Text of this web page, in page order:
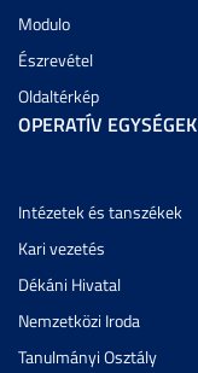
Modulo
Észrevétel
Oldaltérkép
OPERATÍV EGYSÉGEK
Intézetek és tanszékek
Kari vezetés
Dékáni Hivatal
Nemzetközi Iroda
Tanulmányi Osztály